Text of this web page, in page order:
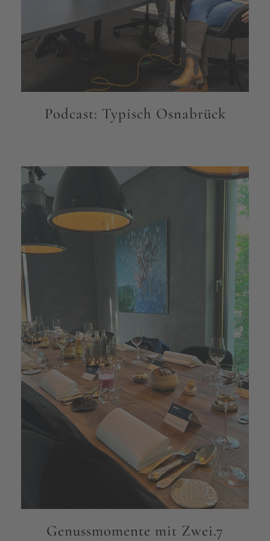
Podcast: Typisch Osnabrück
Genussmomente mit Zwei.7